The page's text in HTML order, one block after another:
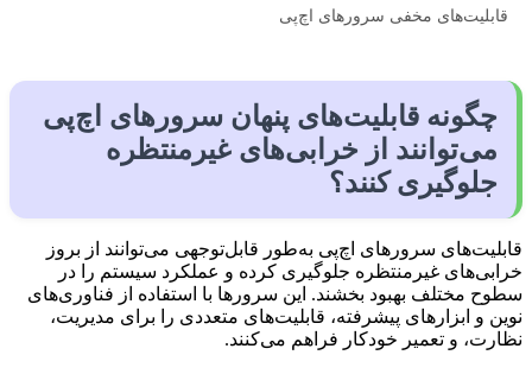
قابلیت‌های مخفی سرورهای اچ‌پی
چگونه قابلیت‌های پنهان سرورهای اچ‌پی
می‌توانند از خرابی‌های غیرمنتظره
جلوگیری کنند؟
قابلیت‌های سرورهای اچ‌پی به‌طور قابل‌توجهی می‌توانند از بروز
خرابی‌های غیرمنتظره جلوگیری کرده و عملکرد سیستم را در
سطوح مختلف بهبود بخشند. این سرورها با استفاده از فناوری‌های
نوین و ابزارهای پیشرفته، قابلیت‌های متعددی را برای مدیریت،
نظارت، و تعمیر خودکار فراهم می‌کنند.